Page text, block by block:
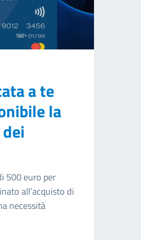
a te
la
500 euro per
all’acquisto di
necessità